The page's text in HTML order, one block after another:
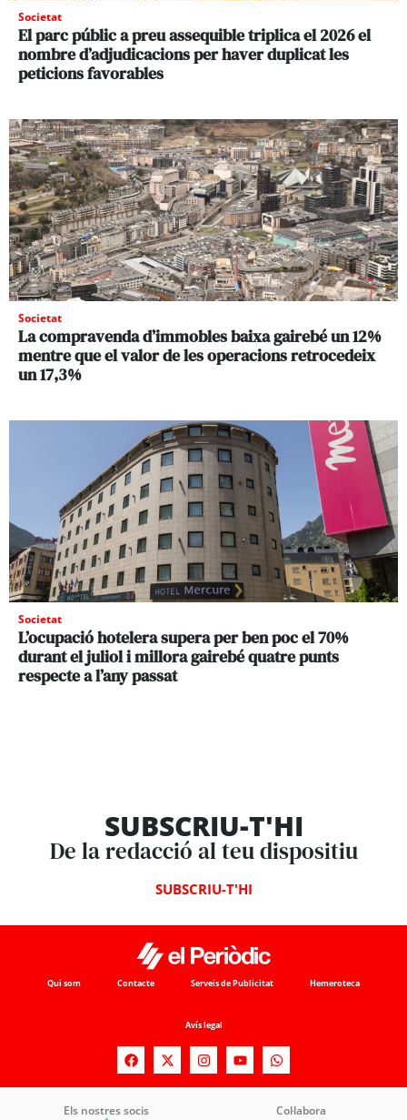
Societat
El parc públic a preu assequible triplica el 2026 el
nombre d’adjudicacions per haver duplicat les
peticions favorables
Societat
La compravenda d’immobles baixa gairebé un 12%
mentre que el valor de les operacions retrocedeix
un 17,3%
Societat
L’ocupació hotelera supera per ben poc el 70%
durant el juliol i millora gairebé quatre punts
respecte a l’any passat
SUBSCRIU-T'HI
De la redacció al teu dispositiu
SUBSCRIU-T'HI
Qui som Contacte Serveis de Publicitat Hemeroteca
Avís legal
Els nostres socis Col·labora